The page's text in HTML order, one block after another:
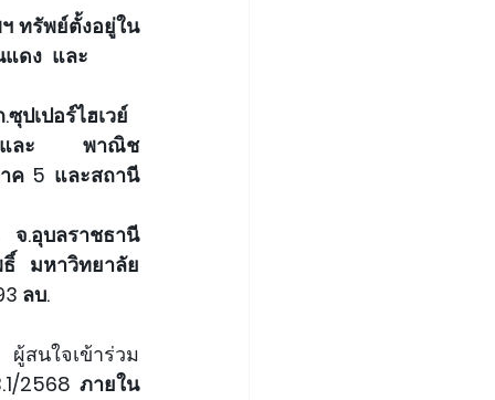
ทรัพย์ตั้งอยู่ใน
ดินแดง และ
ปเปอร์ไฮเวย์
พาณิช
ค 5 และสถานี
จ.อุบลราชธานี
มหาวิทยาลัย
ลบ.
สนใจเข้าร่วม
2568 ภายใน